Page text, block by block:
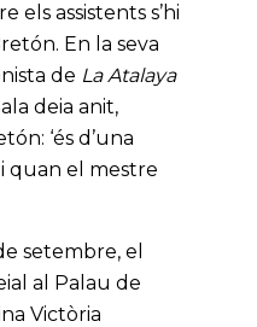
els assistents s’hi
En la seva
de La Atalaya
deia anit,
‘és d’una
quan el mestre
setembre, el
al Palau de
Victòria